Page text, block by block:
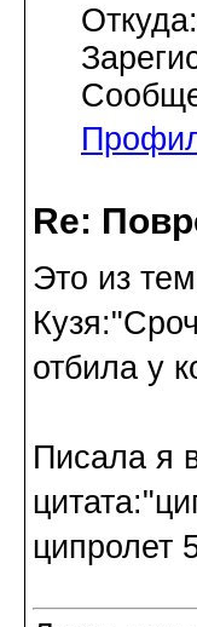
Re:
Это из
отбила у
Писала я
ципролет